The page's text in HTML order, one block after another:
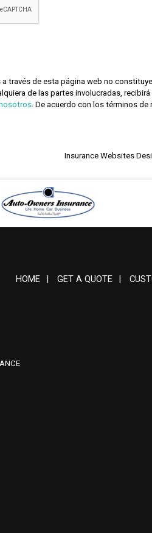
través de esta página web no
de las partes involucradas,
. De acuerdo con los términos de
Insurance Websites
HOME | GET A QUOTE |